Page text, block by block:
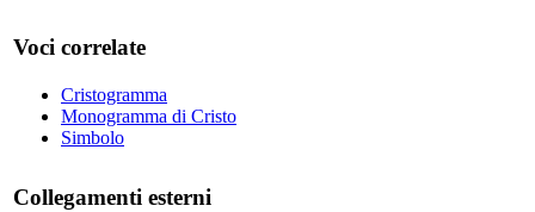
Voci correlate
Cristogramma
Monogramma di Cristo
Simbolo
Collegamenti esterni